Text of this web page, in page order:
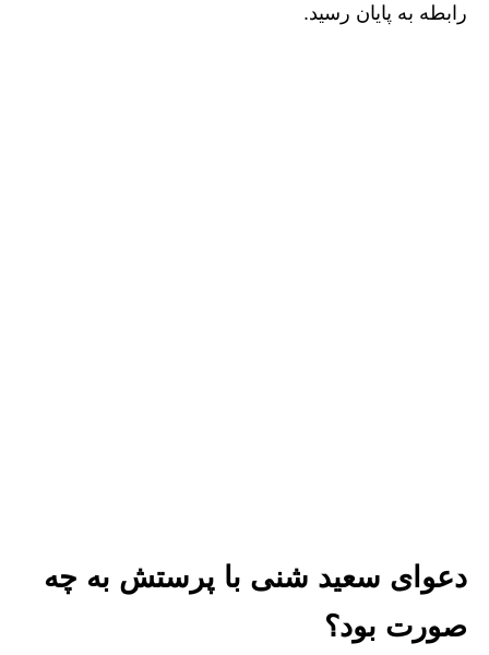
رابطه به پایان رسید.
دعوای سعید شنی با پرستش به چه
صورت بود؟